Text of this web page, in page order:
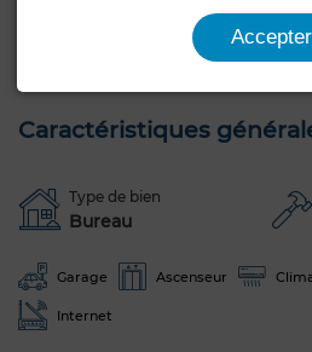
Emplacement stratégique à
commodités et axes principaux.
Caractéristiques
Type de bien
Bureau
Garage Ascenseur
Internet
Accepter